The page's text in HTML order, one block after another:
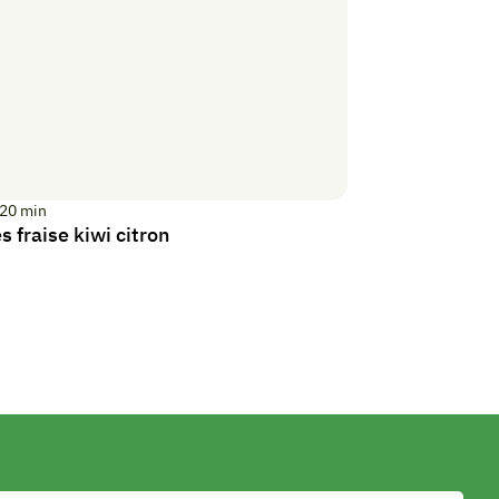
20 min
fraise kiwi citron